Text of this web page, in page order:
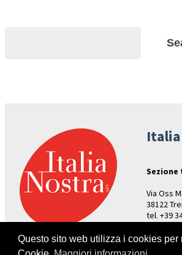
Via Oss
38122
tel. +39
Questo sito web utilizza i cookies